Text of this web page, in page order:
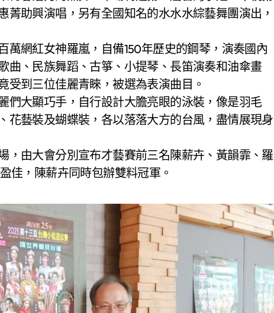
助興演唱，另有全國知名的水水水綜藝舞團演出，
萬網紅女神羅嵐，自備150年歷史的鋼琴，演奏國內
曲、民族舞蹈、古箏、小提琴、長笛演奏和油傘畫
受到三位佳麗青睞，被選為表演曲目。
們大顯巧手，自行設計大膽亮眼的泳裝，像是羽毛
花藝裝及蝴蝶裝，各以落落大方的台風，盡情展現身
，由大會分別宣布才藝賽前三名陳薪卉、黃韻霏、羅
佳，陳薪卉同時包辦雙料冠軍。